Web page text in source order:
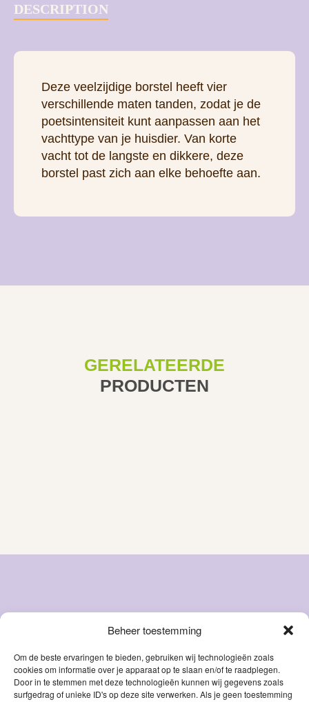
Beheer toestemming
Om de beste ervaringen te bieden, gebruiken wij technologieën zoals
cookies om informatie over je apparaat op te slaan en/of te raadplegen.
Door in te stemmen met deze technologieën kunnen wij gegevens zoals
surfgedrag of unieke ID's op deze site verwerken. Als je geen toestemming
DESCRIPTION
Deze veelzijdige borstel heeft vier
verschillende maten tanden, zodat je de
poetsintensiteit kunt aanpassen aan het
vachttype van je huisdier. Van korte
vacht tot de langste en dikkere, deze
borstel past zich aan elke behoefte aan.
GERELATEERDE
PRODUCTEN
Snacks
Droog
voer
Over ons
Blog
Contact